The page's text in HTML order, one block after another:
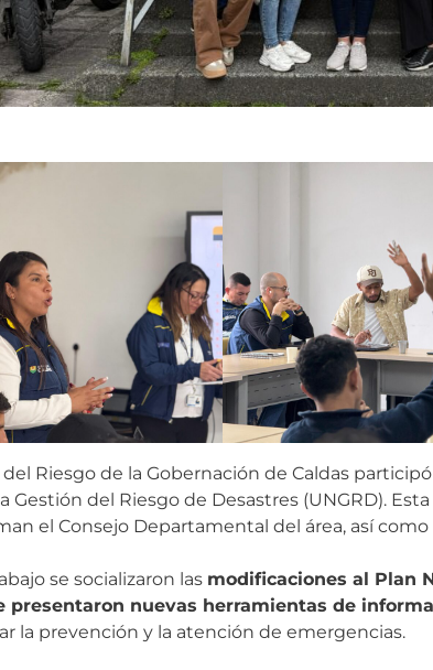
del Riesgo de la Gobernación de Caldas
Gestión del Riesgo de Desastres (UNGRD).
el Consejo Departamental del área, así
se socializaron las modificaciones al Plan
presentaron nuevas herramientas de
la prevención y la atención de emergencias.